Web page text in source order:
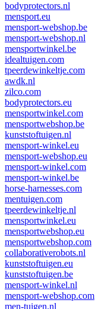
bodyprotectors.nl
mensport.eu
mensport-webshop.be
mensport-webshop.nl
mensportwinkel.be
idealtuigen.com
tpeerdewinkeltje.com
awdk.nl
zilco.com
bodyprotectors.eu
mensportwinkel.com
mensportwebshop.be
kunststoftuigen.nl
mensport-winkel.eu
mensport-webshop.eu
mensport-winkel.com
mensport-winkel.be
horse-harnesses.com
mentuigen.com
tpeerdewinkeltje.nl
mensportwinkel.eu
mensportwebshop.eu
mensportwebshop.com
collaborativerobots.nl
kunststoftuigen.eu
kunststoftuigen.be
mensport-winkel.nl
mensport-webshop.com
men-tuigen.nl